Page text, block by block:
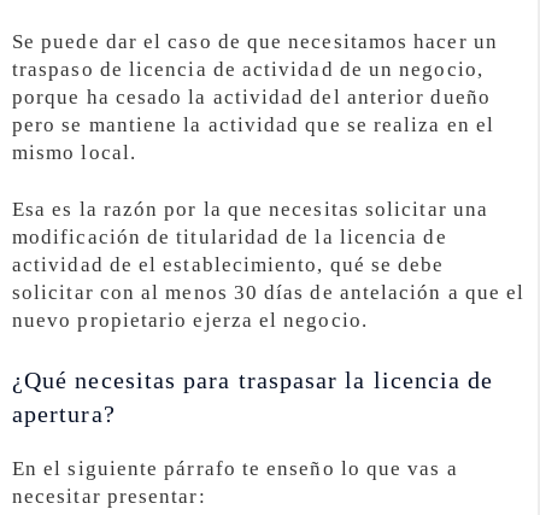
Se puede dar el caso de que necesitamos hacer un
traspaso de licencia de actividad de un negocio,
porque ha cesado la actividad del anterior dueño
pero se mantiene la actividad que se realiza en el
mismo local.
Esa es la razón por la que necesitas solicitar una
modificación de titularidad de la licencia de
actividad de el establecimiento, qué se debe
solicitar con al menos 30 días de antelación a que el
nuevo propietario ejerza el negocio.
¿Qué necesitas para traspasar la licencia de
apertura?
En el siguiente párrafo te enseño lo que vas a
necesitar presentar: